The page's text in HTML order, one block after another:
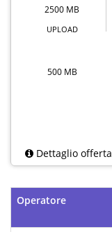
2500 MB
UPLOAD
500 MB
Dettaglio offerta
Operatore